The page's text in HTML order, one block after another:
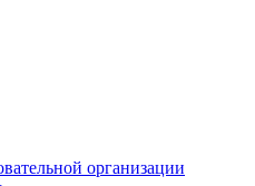
организации